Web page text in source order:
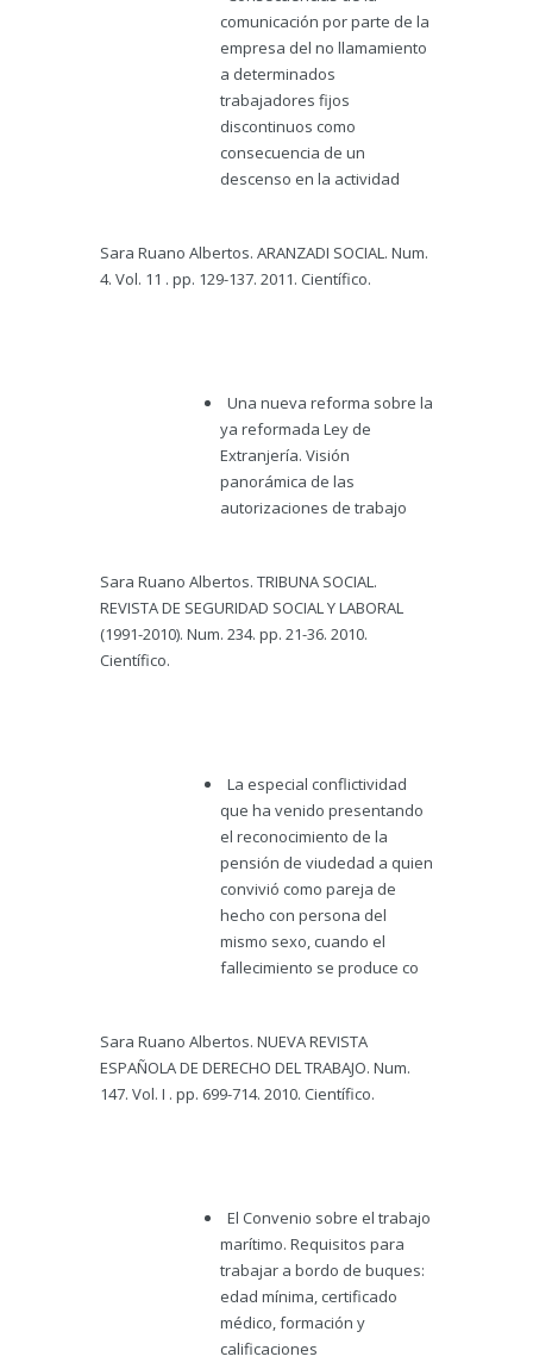
comunicación por parte de la
empresa del no llamamiento
a determinados
trabajadores fijos
discontinuos como
consecuencia de un
descenso en la actividad
Sara Ruano Albertos. ARANZADI SOCIAL. Num.
4. Vol. 11 . pp. 129-137. 2011. Científico.
Una nueva reforma sobre la
ya reformada Ley de
Extranjería. Visión
panorámica de las
autorizaciones de trabajo
Sara Ruano Albertos. TRIBUNA SOCIAL.
REVISTA DE SEGURIDAD SOCIAL Y LABORAL
(1991-2010). Num. 234. pp. 21-36. 2010.
Científico.
La especial conflictividad
que ha venido presentando
el reconocimiento de la
pensión de viudedad a quien
convivió como pareja de
hecho con persona del
mismo sexo, cuando el
fallecimiento se produce co
Sara Ruano Albertos. NUEVA REVISTA
ESPAÑOLA DE DERECHO DEL TRABAJO. Num.
147. Vol. I . pp. 699-714. 2010. Científico.
El Convenio sobre el trabajo
marítimo. Requisitos para
trabajar a bordo de buques:
edad mínima, certificado
médico, formación y
calificaciones